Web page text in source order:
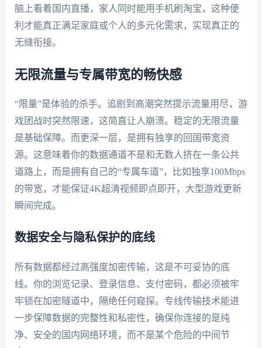
脑上看着国内直播，家人同时能用手机刷淘宝，这种便
利才能真正满足家庭或个人的多元化需求，实现真正的
无缝衔接。
无限流量与专属带宽的畅快感
“限量”是体验的杀手。追剧到高潮突然提示流量用尽，游
戏团战时突然限速，这简直让人崩溃。稳定的无限流量
是基础保障。而更深一层，是拥有独享的回国带宽资
源。这意味着你的数据通道不是和无数人挤在一条公共
道路上，而是拥有自己的“专属车道”，比如独享100Mbps
的带宽，才能保证4K超清视频即点即开，大型游戏更新
瞬间完成。
数据安全与隐私保护的底线
所有数据都经过高强度加密传输，这是不可妥协的底
线。你的浏览记录、登录信息、支付密码，都必须被牢
牢锁在加密隧道中，隔绝任何窥探。专线传输技术能进
一步保障数据的完整性和私密性，确保你连接的是纯
净、安全的国内网络环境，而不是某个危险的中间节